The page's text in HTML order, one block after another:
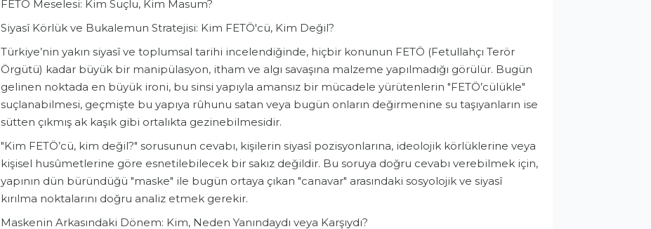
FETÖ Meselesi: Kim Suçlu, Kim Masum?
Siyasî Körlük ve Bukalemun Stratejisi: Kim FETÖ'cü, Kim Değil?
​Türkiye’nin yakın siyasî ve toplumsal tarihi incelendiğinde, hiçbir konunun FETÖ (Fetullahçı Terör
Örgütü) kadar büyük bir manipülasyon, itham ve algı savaşına malzeme yapılmadığı görülür. Bugün
gelinen noktada en büyük ironi, bu sinsi yapıyla amansız bir mücadele yürütenlerin "FETÖ’cülükle"
suçlanabilmesi, geçmişte bu yapıya rûhunu satan veya bugün onların değirmenine su taşıyanların ise
sütten çıkmış ak kaşık gibi ortalıkta gezinebilmesidir.
​"Kim FETÖ’cü, kim değil?" sorusunun cevabı, kişilerin siyasî pozisyonlarına, ideolojik körlüklerine veya
kişisel husûmetlerine göre esnetilebilecek bir sakız değildir. Bu soruya doğru cevabı verebilmek için,
yapının dün büründüğü "maske" ile bugün ortaya çıkan "canavar" arasındaki sosyolojik ve siyasî
kırılma noktalarını doğru analiz etmek gerekir.
​Maskenin Arkasındaki Dönem: Kim, Neden Yanındaydı veya Karşıydı?